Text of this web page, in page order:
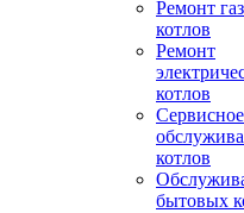
Ремонт
котлов
Ремонт
котлов
Сервисное
котлов
бытовых